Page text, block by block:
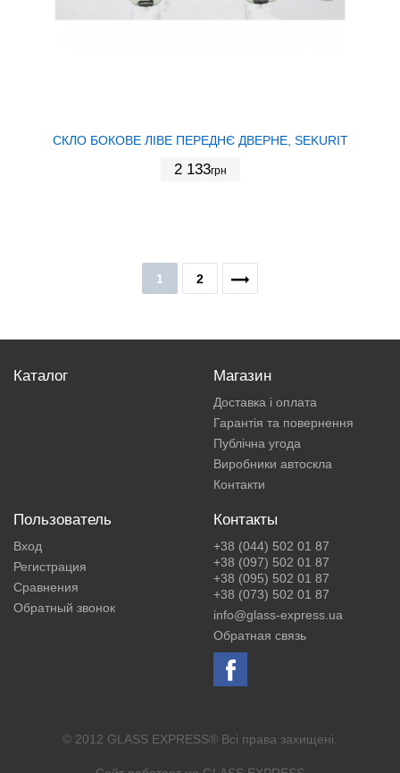
СКЛО БОКОВЕ ЛІВЕ ПЕРЕДНЄ ДВЕРНЕ, SEKURIT
2 133грн
1 2
Каталог Магазин
Доставка і оплата
Гарантія та повернення
Публічна угода
Виробники автоскла
Контакти
Пользователь
Вход
Регистрация
Сравнения
Обратный звонок
Контакты
+38 (044) 502 01 87
+38 (097) 502 01 87
+38 (095) 502 01 87
+38 (073) 502 01 87
info@glass-express.ua
Обратная связь
© 2012 GLASS EXPRESS® Всі права захищені.